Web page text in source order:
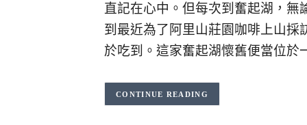
直記在心中。但每次到奮起湖，無
到最近為了阿里山莊園咖啡上山採
於吃到。這家奮起湖懷舊便當位
CONTINUE READING